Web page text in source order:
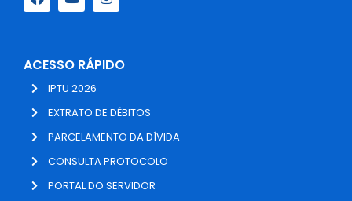
ACESSO RÁPIDO
IPTU 2026
EXTRATO DE DÉBITOS
PARCELAMENTO DA DÍVIDA
CONSULTA PROTOCOLO
PORTAL DO SERVIDOR